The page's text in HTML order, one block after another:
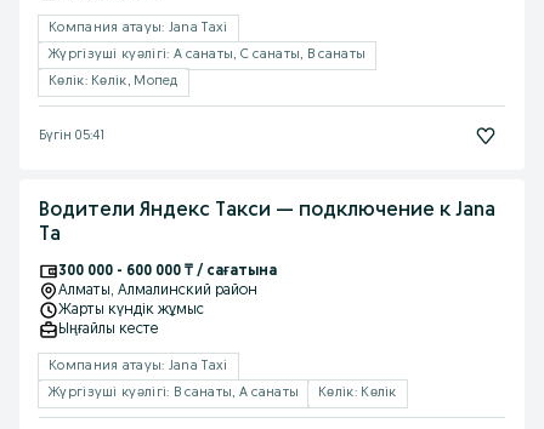
Компания атауы: Jana Taxi
Жүргізуші куәлігі: A санаты, C санаты, B санаты
Көлік: Көлік, Мопед
Бүгін 05:41
Водители Яндекс Такси — подключение к Jana
Ta
300 000 - 600 000 ₸ / сағатына
Алматы, Алмалинский район
Жарты күндік жұмыс
Ыңғайлы кесте
Компания атауы: Jana Taxi
Жүргізуші куәлігі: B санаты, A санаты
Көлік: Көлік